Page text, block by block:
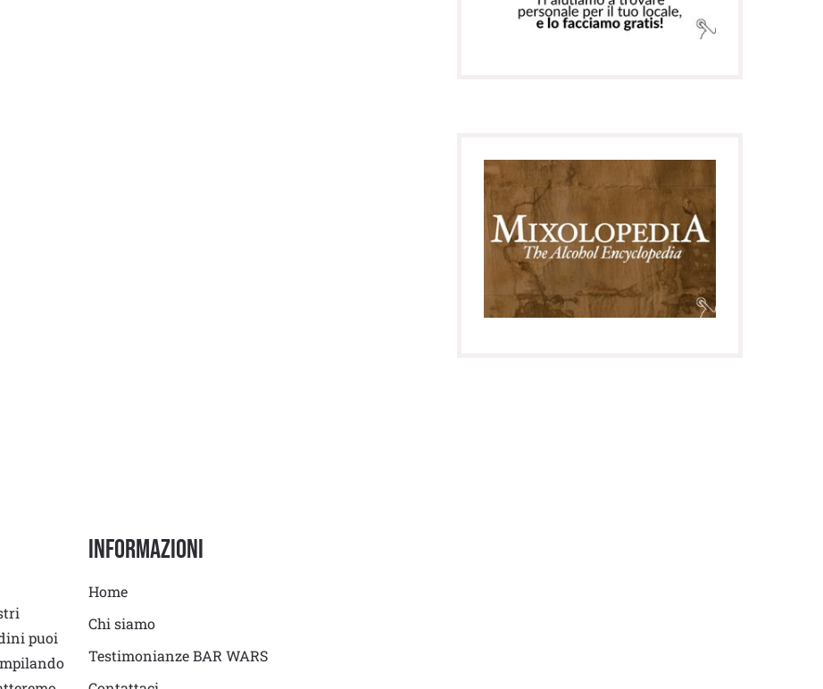
puoi
Informazioni
Home
Chi siamo
Testimonianze BAR WARS